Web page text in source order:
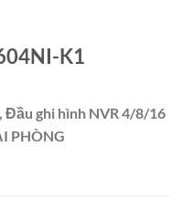
K1
Đầu ghi hình NVR 4/8/16
PHÒNG